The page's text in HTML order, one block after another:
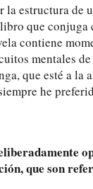
la estructura de
que
contiene
mentales
que esté a
he
que son